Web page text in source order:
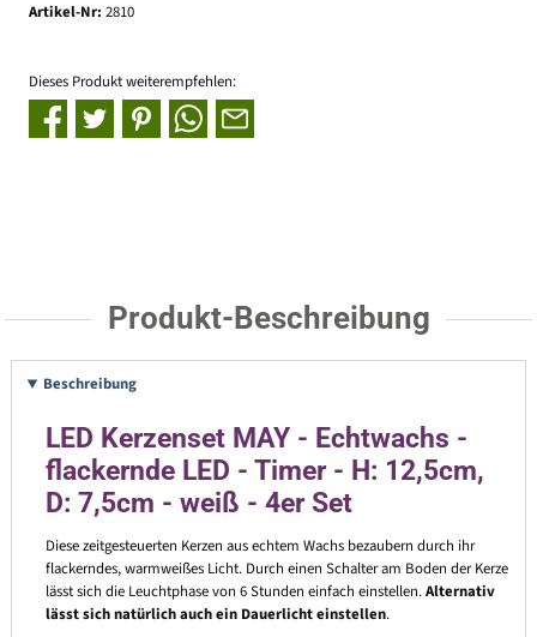
Artikel-Nr: 2810
Dieses Produkt weiterempfehlen:
Produkt-Beschreibung
Beschreibung
LED Kerzenset MAY - Echtwachs -
flackernde LED - Timer - H: 12,5cm,
D: 7,5cm - weiß - 4er Set
Diese zeitgesteuerten Kerzen aus echtem Wachs bezaubern durch ihr
flackerndes, warmweißes Licht. Durch einen Schalter am Boden der Kerze
lässt sich die Leuchtphase von 6 Stunden einfach einstellen.Alternativ
lässt sich natürlich auch ein Dauerlicht einstellen.